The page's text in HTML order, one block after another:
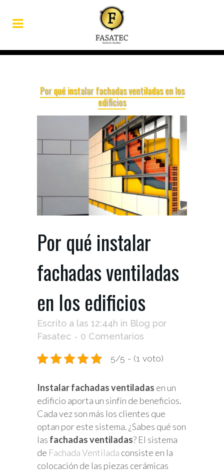
Por qué instalar fachadas ventiladas en los
edificios
Por qué instalar
fachadas ventiladas
en los edificios
Escrito a las 12:44h in Blog por
Fasatec
0 Comentarios
5/5 - (1 voto)
Instalar fachadas ventiladas en un
edificio aporta un sinfín de beneficios.
Cada vez son más los clientes que
optan por este sistema. ¿Sabes qué son
las fachadas ventiladas? El sistema
de Fachada Ventilada consiste en la
colocación de las piezas cerámicas